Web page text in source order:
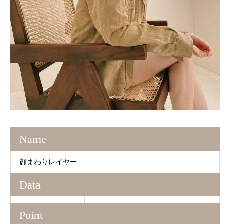
Name
顔まわりレイヤー
Data
Point